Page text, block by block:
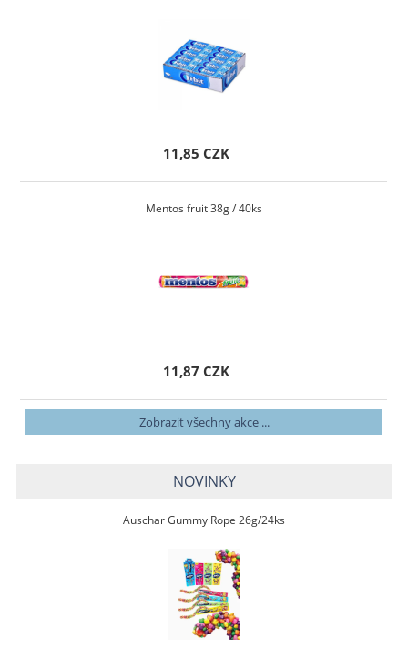
11,85 CZK
Mentos fruit 38g / 40ks
11,87 CZK
Zobrazit všechny akce ...
NOVINKY
Auschar Gummy Rope 26g/24ks